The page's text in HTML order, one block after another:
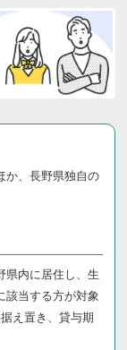
か、長野県独自の
県内に居住し、生
該当する方が対象
え置き、貸与期